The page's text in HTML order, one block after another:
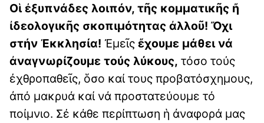
Οἱ ἐξυπνάδες λοιπόν, τῆς κομματικῆς ἤ
ἰδεολογικῆς σκοπιμότητας ἀλλοῦ! Ὄχι
στήν Ἐκκλησία! Ἐμεῖς ἔχουμε μάθει νά
ἀναγνωρίζουμε τούς λύκους, τόσο τούς
ἐχθροπαθεῖς, ὅσο καί τους προβατόσχημους,
ἀπό μακρυά καί νά προστατεύουμε τό
ποίμνιο. Σέ κάθε περίπτωση ἡ ἀναφορά μας